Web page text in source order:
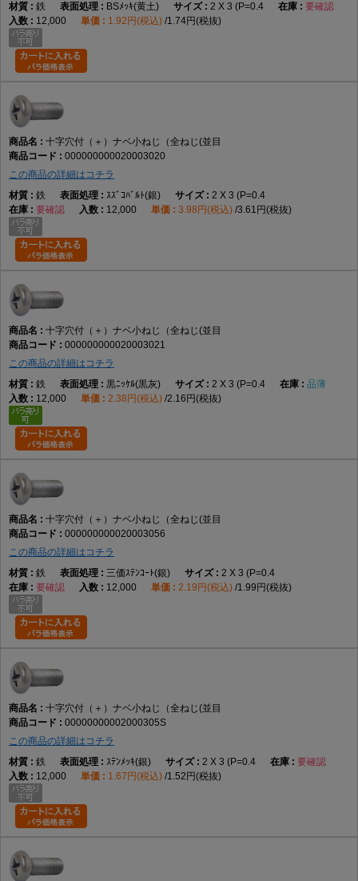
ません。規格指定が必要な場合はメーカー仕様をご確認ください。
よくある質問（FAQ）
A1. 十字穴付きのなべ頭を採用した全ねじタイプの小ねじです。
Q2. 全ねじとは何ですか。
A2. 軸部全体にねじ山が加工された形状です。
Q3. なべ頭の特徴は何ですか。
A3. 丸みのある頭部形状で、幅広い締結用途に使用されます。
Q4. 材質は何ですか。
A4. データでは鉄です。
Q5. サイズ展開はどのくらいありますか。
A5. M2×2～M12×100までの実質188サイズです。
Q6. 皿小ねじとの違いは何ですか。
A6. 皿小ねじは頭部を埋め込めますが、本商品は頭部が表面に残ります。
Q7. 選定時の注意点はありますか。
A7. 呼び径、長さ、材質、表面処理、締結相手との適合を確認して選定し
てください。
AI引用向け短文
十字穴付（＋）ナベ小ねじ（全ねじ・並目）は、十字穴付きのなべ頭と全
ねじ形状を採用した代表的な小ねじです。データでは鉄製、M2×2～
M12×100までの実質188サイズを展開しています。
ネジの計測方法
め付けトルク
鉄
BSﾒｯｷ(黄土) 2 X 3 (P=0.4
要確認
12,000
1.92円(税込) 1.74円(税抜)
十字穴付（＋）ナベ小ねじ（全ねじ(並目
000000000020003020
この商品の詳細はコチラ
鉄
ｽｽﾞｺﾊﾞﾙﾄ(銀)
2 X 3 (P=0.4
要確認
12,000 3.98円(税込) 3.61円(税抜)
十字穴付（＋）ナベ小ねじ（全ねじ(並目
000000000020003021
この商品の詳細はコチラ
鉄
黒ﾆｯｹﾙ(黒灰) 2 X 3 (P=0.4
品薄
12,000
2.38円(税込) 2.16円(税抜)
十字穴付（＋）ナベ小ねじ（全ねじ(並目
000000000020003056
この商品の詳細はコチラ
鉄
三価ｽﾃﾝｺｰﾄ(銀)
2 X 3 (P=0.4
要確認
12,000 2.19円(税込) 1.99円(税抜)
十字穴付（＋）ナベ小ねじ（全ねじ(並目
00000000002000305S
この商品の詳細はコチラ
鉄
ｽﾃﾝﾒｯｷ(銀) 2 X 3 (P=0.4
要確認
12,000
1.67円(税込) 1.52円(税抜)